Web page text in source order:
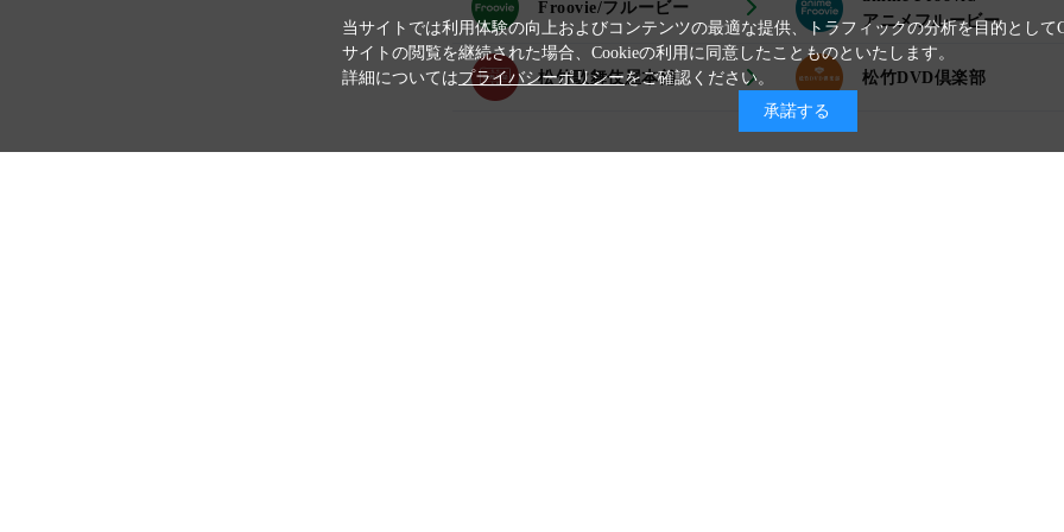
Froovie/フルービー
アニメフルービー
松竹歌舞伎屋本舗 松竹DVD倶楽部
当サイトでは利用体験の向上およびコンテンツの最適な提供、トラフィックの分析を目的として
サイトの閲覧を継続された場合、Cookieの利用に同意したことものといたします。
詳細についてはプライバシーポリシーをご確認ください。
承諾する